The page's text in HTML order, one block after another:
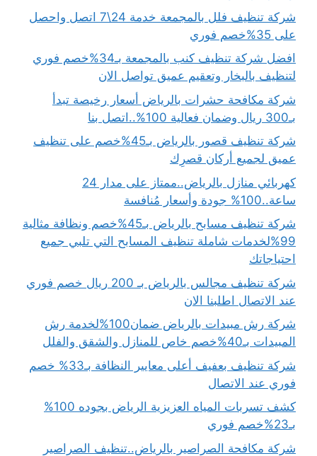
شركة تنظيف فلل بالمجمعة خدمة 24\7 اتصل واحصل
على 35%خصم فوري
افضل شركة تنظيف كنب بالمجمعة بـ34%خصم فوري
لتنظيف بالبخار وتعقيم عميق تواصل الان
شركة مكافحة حشرات بالرياض أسعار رخيصة تبدأ
بـ300 ريال وضمان فعالية 100%..اتصل بنا
شركة تنظيف قصور بالرياض بـ45%خصم على تنظيف
عميق لجميع أركان قصرِك
كهربائي منازل بالرياض..ممتاز على مدار 24
ساعة..100% جودة وأسعار مُنافسة
شركة تنظيف مسابح بالرياض بـ45%خصم ونظافة مثالية
99%لخدمات شاملة تنظيف المسابح التي تلبي جميع
احتياجاتك
شركة تنظيف مجالس بالرياض بـ 200 ريال خصم فوري
عند الاتصال اطلبنا الان
شركة رش مبيدات بالرياض ضمان100%لخدمة رش
المبيدات بـ40%خصم خاص للمنازل والشقق والفلل
شركة تنظيف بعفيف أعلى معايير النظافة بـ33% خصم
فوري عند الاتصال
كشف تسربات المياه العزيزية الرياض بجوده 100%
بـ23%خصم فوري
شركة مكافحة الصراصير بالرياض..تنظيف الصراصير